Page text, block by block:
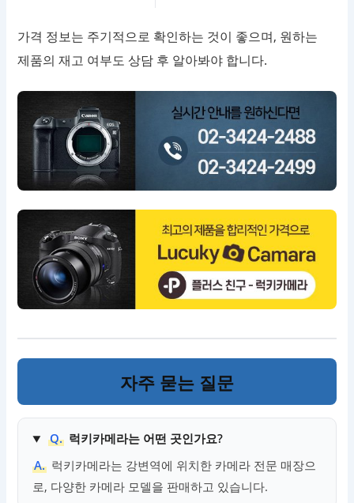
가격 정보는 주기적으로 확인하는 것이 좋으며, 원하는
제품의 재고 여부도 상담 후 알아봐야 합니다.
자주 묻는 질문
Q. 럭키카메라는 어떤 곳인가요?
A. 럭키카메라는 강변역에 위치한 카메라 전문 매장으
로, 다양한 카메라 모델을 판매하고 있습니다.